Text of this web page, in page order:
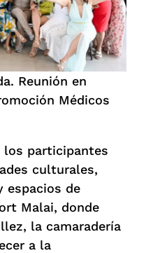
Reunión en
Médicos
los participantes
culturales,
espacios de
Malai, donde
la camaradería
a la